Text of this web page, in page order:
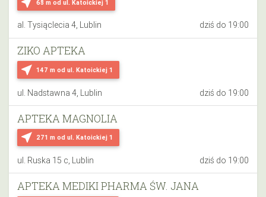
68 m od ul. Katoickiej 1
al. Tysiąclecia 4, Lublin dziś do 19:00
near_me 147 m od ul. Katoickiej 1
ZIKO APTEKA
ul. Nadstawna 4, Lublin dziś do 19:00
near_me 271 m od ul. Katoickiej 1
APTEKA MAGNOLIA
ul. Ruska 15 c, Lublin dziś do 19:00
APTEKA MEDIKI PHARMA ŚW. JANA